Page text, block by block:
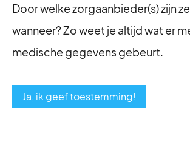
Door welke zorgaanbieder(s) zijn
wanneer? Zo weet je altijd wat er
medische gegevens gebeurt.​​​​​​​
Ja, ik geef toestemming!